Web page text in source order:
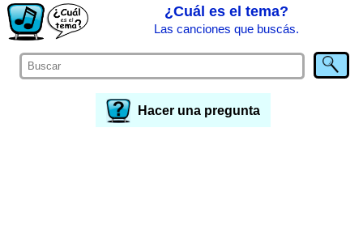
¿Cuál es el tema?
Las canciones que buscás.
Hacer una pregunta